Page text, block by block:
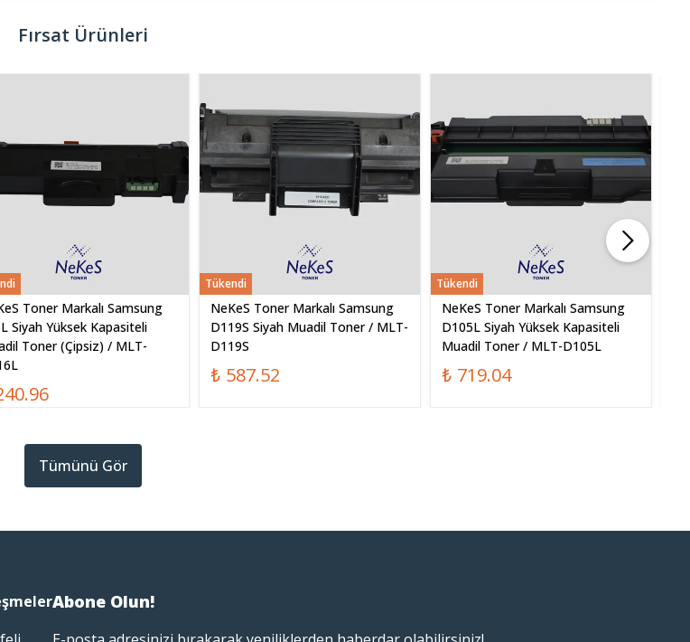
Fırsat Ürünleri
Toner Markalı Samsung
Siyah Yüksek Kapasiteli
Toner (Çipsiz) / MLT-
Tükendi
NeKeS Toner Markalı Samsung
D119S Siyah Muadil Toner / MLT-
D119S
₺ 587.52
Tükendi
NeKeS Toner Markalı Samsung
D105L Siyah Yüksek Kapasiteli
Muadil Toner / MLT-D105L
₺ 719.04
Tümünü Gör
Abone Olun!